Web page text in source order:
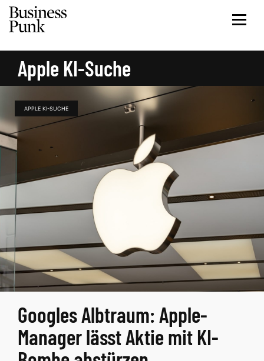
Apple KI-Suche
APPLE KI-SUCHE
Googles Albtraum: Apple-
Manager lässt Aktie mit KI-